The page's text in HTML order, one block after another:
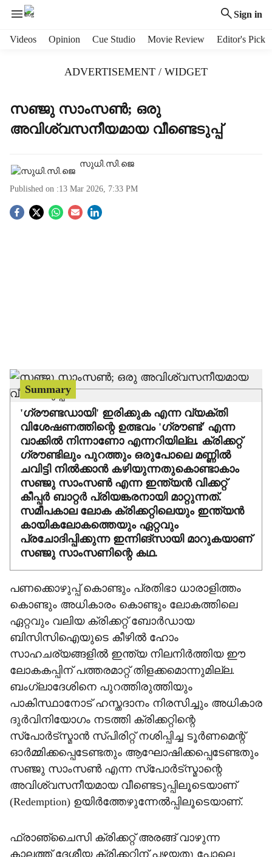
Sign in
Videos Opinion Cue Studio Movie Review Editor's Pick
ADVERTISEMENT / WIDGET
സഞ്ജു സാംസണ്‍; ഒരു
അവിശ്വസനീയമായ വീണ്ടെടുപ്പ്
സുധി.സി.ജെ
Published on :13 Mar 2026, 7:33 PM
S
h Summary
'ഗ്രൗണ്ടഡായി' ഇരിക്കുക എന്ന വ്യക്തി
വിശേഷണത്തിന്റെ ഉത്ഭവം 'ഗ്രൗണ്ട്' എന്ന
വാക്കില്‍ നിന്നാണോ എന്നറിയില്ല. ക്രിക്കറ്റ്
ഗ്രൗണ്ടിലും പുറത്തും ഒരുപോലെ മണ്ണില്‍
ചവിട്ടി നില്‍ക്കാന്‍ കഴിയുന്നതുകൊണ്ടാകാം
സഞ്ജു സാംസണ്‍ എന്ന ഇന്ത്യന്‍ വിക്കറ്റ്
കീപ്പര്‍ ബാറ്റര്‍ പ്രിയങ്കരനായി മാറ്റുന്നത്.
സമീപകാല ലോക ക്രിക്കറ്റിലെയും ഇന്ത്യന്‍
കായികലോകത്തെയും ഏറ്റവും
പ്രചോദിപ്പിക്കുന്ന ഇന്നിങ്‌സായി മാറുകയാണ്
സഞ്ജു സാംസണിന്റെ കഥ.
പണക്കൊഴുപ്പ് കൊണ്ടും പ്രതിഭാ ധാരാളിത്തം
കൊണ്ടും അധികാരം കൊണ്ടും ലോകത്തിലെ
ഏറ്റവും വലിയ ക്രിക്കറ്റ് ബോര്‍ഡായ
ബിസിസിഐയുടെ കീഴില്‍ ഹോം
സാഹചര്യങ്ങളില്‍ ഇന്ത്യ നിലനിര്‍ത്തിയ ഈ
ലോകകപ്പിന് പത്തരമാറ്റ് തിളക്കമൊന്നുമില്ല.
ബംഗ്ലാദേശിനെ പുറത്തിരുത്തിയും
പാകിസ്ഥാനോട് ഹസ്തദാനം നിരസിച്ചും അധികാര
ദുര്‍വിനിയോഗം നടത്തി ക്രിക്കറ്റിന്റെ
സ്‌പോര്‍ട്‌സ്മാന്‍ സ്പിരിറ്റ് നശിപ്പിച്ച ടൂര്‍ണമെന്റ്
ഓര്‍മ്മിക്കപ്പെടേണ്ടതും ആഘോഷിക്കപ്പെടേണ്ടതും
സഞ്ജു സാംസണ്‍ എന്ന സ്‌പോര്‍ട്‌സ്മാന്റെ
അവിശ്വസനീയമായ വീണ്ടെടുപ്പിലൂടെയാണ്
(Redemption) ഉയിര്‍ത്തേഴുന്നേല്‍പ്പിലൂടെയാണ്.
ഫ്രാഞ്ചൈസി ക്രിക്കറ്റ് അരങ്ങ് വാഴുന്ന
കാലത്ത് ദേശീയ ക്രിക്കറ്റിന് പഴയതു പോലെ